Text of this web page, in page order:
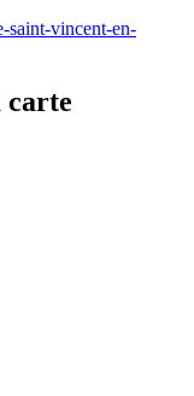
saint-vincent-en-
carte